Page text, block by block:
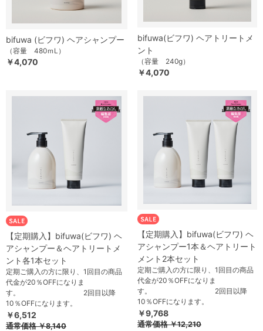
bifuwa (ビフワ) ヘアシャンプー
（容量 480ｍL）
￥4,070
bifuwa(ビフワ) ヘアトリートメ
ント
（容量 240g）
￥4,070
【定期購入】bifuwa(ビフワ) ヘ
アシャンプー＆ヘアトリートメ
ント各1本セット
定期ご購入の方に限り、1回目の商品
代金が20％OFFになりま
す。 2回目以降
10％OFFになります。
￥6,512
通常価格￥8,140
【定期購入】bifuwa(ビフワ) ヘ
アシャンプー1本＆ヘアトリート
メント2本セット
定期ご購入の方に限り、1回目の商品
代金が20％OFFになりま
す。 2回目以降
10％OFFになります。
￥9,768
通常価格￥12,210